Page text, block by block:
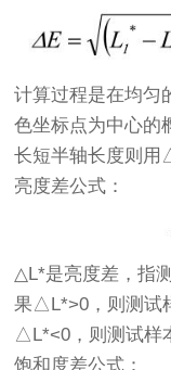
计算过程是在均匀
色坐标点为中心的
长短半轴长度则
亮度差公式：
△L*是亮度差，指
果△L*>0，则测试
△L*<0，则测试样
饱和度差公式：